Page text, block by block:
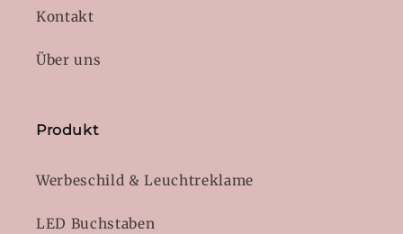
Kontakt
Über uns
Produkt
Werbeschild & Leuchtreklame
LED Buchstaben